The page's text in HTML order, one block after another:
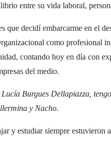
entre su vida laboral,
que decidí embarcarme en el
como profesional
contando hoy en día con
del medio.
Burgues Dellapiazza,
y Nacho.
y estudiar siempre estuvieron